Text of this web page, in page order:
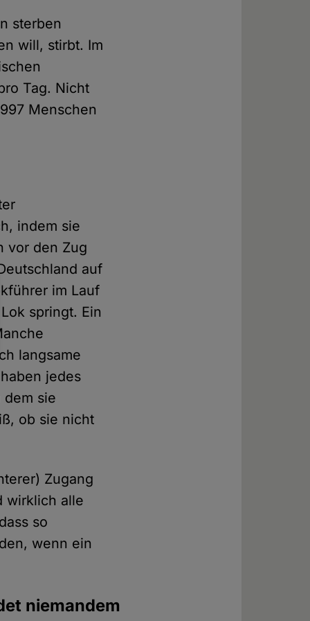
sterben
will, stirbt. Im
Tag. Nicht
Menschen
indem sie
vor den Zug
auf
im Lauf
springt. Ein
langsame
jedes
dem sie
ob sie nicht
Zugang
wirklich alle
so
wenn ein
niemandem